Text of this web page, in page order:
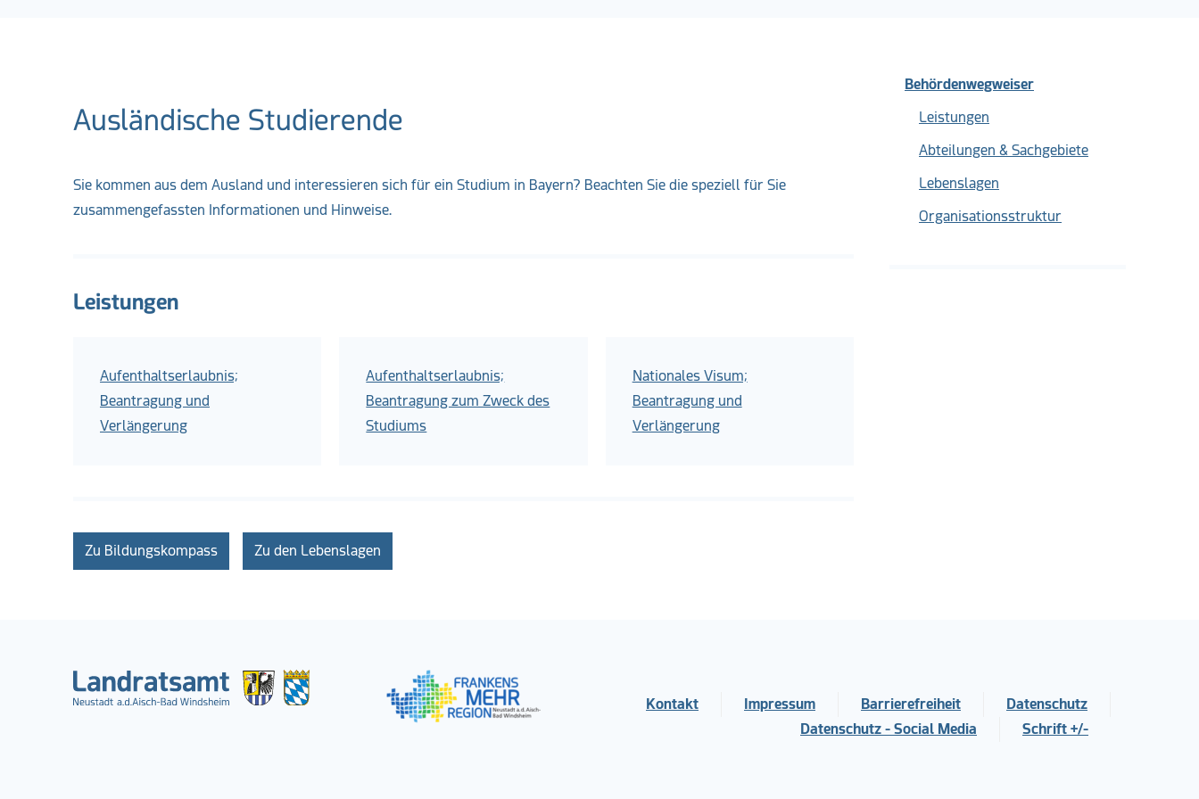
Ausländische Studierende
Sie kommen aus dem Ausland und interessieren sich für ein Studium in Bayern? Beachten Sie die speziell für Sie
zusammengefassten Informationen und Hinweise.
Leistungen
Aufenthaltserlaubnis;
Beantragung und
Verlängerung
Aufenthaltserlaubnis;
Beantragung zum Zweck des
Studiums
Nationales Visum;
Beantragung und
Verlängerung
Zu Bildungskompass Zu den Lebenslagen
Behördenwegweiser
Leistungen
Abteilungen & Sachgebiete
Lebenslagen
Organisationsstruktur
Kontakt Impressum Barrierefreiheit
Datenschutz
Datenschutz - Social Media
Schrift +/-